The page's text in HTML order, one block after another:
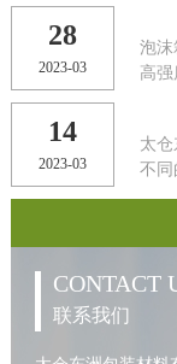
28
2023-03
泡沫
高强
14
2023-03
太
不同
CONTACT
联系我们